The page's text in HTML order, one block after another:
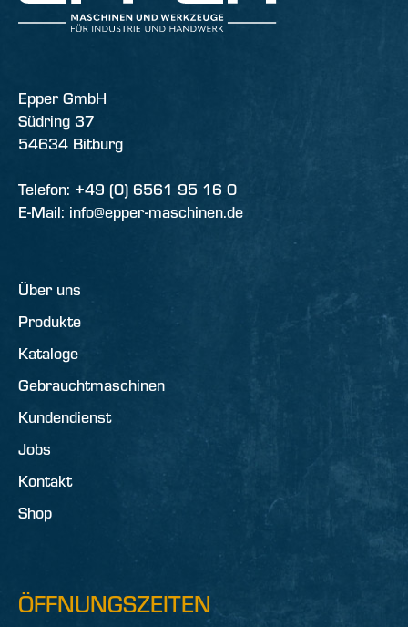
Epper GmbH
Südring 37
54634 Bitburg
Telefon: +49 (0) 6561 95 16 0
E-Mail: info@epper-maschinen.de
Über uns
Produkte
Kataloge
Gebrauchtmaschinen
Kundendienst
Jobs
Kontakt
Shop
ÖFFNUNGSZEITEN